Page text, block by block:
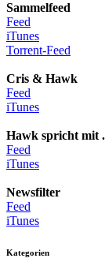
Sammelfeed
Feed
iTunes
Torrent-Feed
Cris & Hawk
Feed
iTunes
Hawk spricht mit
Feed
iTunes
Newsfilter
Feed
iTunes
Kategorien